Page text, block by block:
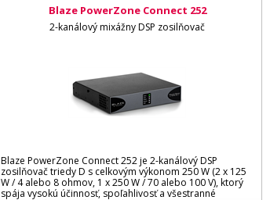
Blaze PowerZone Connect 252
2-kanálový mixážny DSP zosilňovač
Blaze PowerZone Connect 252 je 2-kanálový DSP
zosilňovač triedy D s celkovým výkonom 250 W (2 x 125
W / 4 alebo 8 ohmov, 1 x 250 W / 70 alebo 100 V), ktorý
spája vysokú účinnosť, spoľahlivosť a všestranné